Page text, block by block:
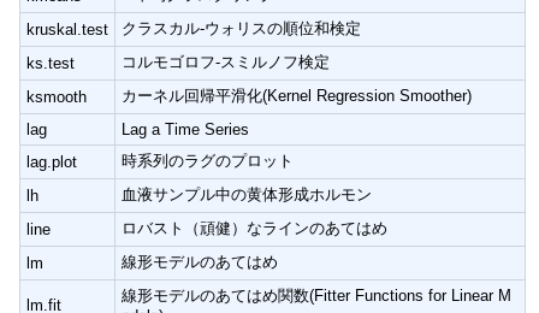
kruskal.test
クラスカル-ウォリスの順位和検定
ks.test
コルモゴロフ-スミルノフ検定
ksmooth
カーネル回帰平滑化(Kernel Regression Smoother)
lag
Lag a Time Series
lag.plot
時系列のラグのプロット
lh
血液サンプル中の黄体形成ホルモン
line
ロバスト（頑健）なラインのあてはめ
lm
線形モデルのあてはめ
lm.fit
線形モデルのあてはめ関数(Fitter Functions for Linear M